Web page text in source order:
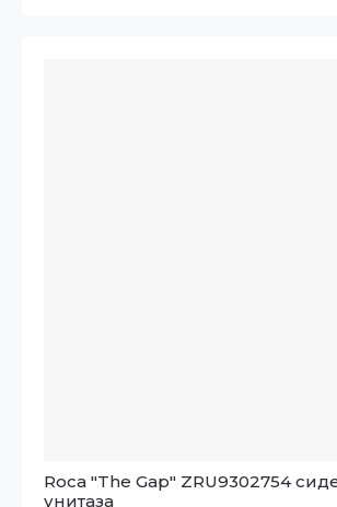
Roca "The Gap" ZRU9302754
унитаза